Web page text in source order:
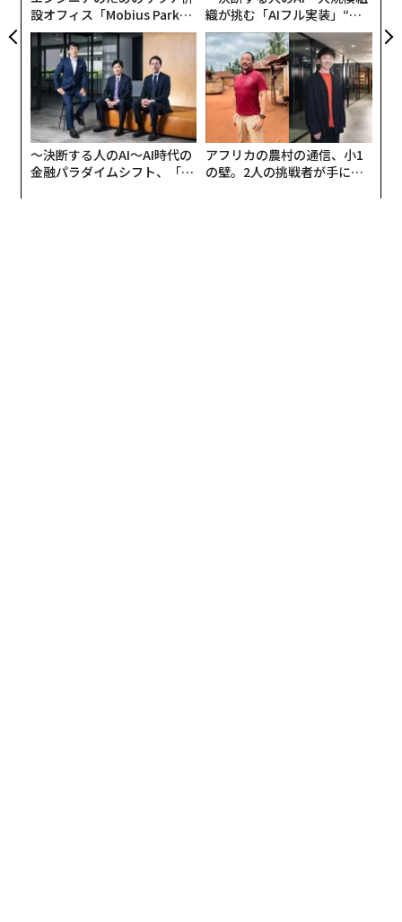
設オフィス「Mobius Park」
がオープン──タマディック
が健康経営を徹底する理由
織が挑む「AIフル実装」“使
う”企業から“動く”企業へ【N
TTドコモビジネス×PwC】
〜決断する人のAI〜AI時代の
金融パラダイムシフト、「超
アフリカの農村の通信、小1
の壁。2人の挑戦者が手にし